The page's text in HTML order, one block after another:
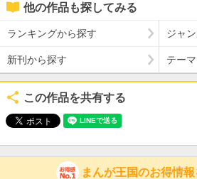
他の作品も探してみる
ランキングから探す ジャ
新刊から探す テー
この作品を共有する
まんが王国のお得情